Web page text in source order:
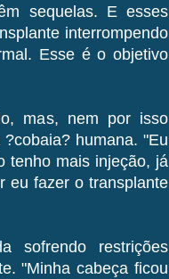
sequelas. E esses
interrompendo
Esse é o objetivo
mas, nem por isso
humana. "Eu
tenho mais injeção, já
eu fazer o transplante
sofrendo restrições
"Minha cabeça ficou